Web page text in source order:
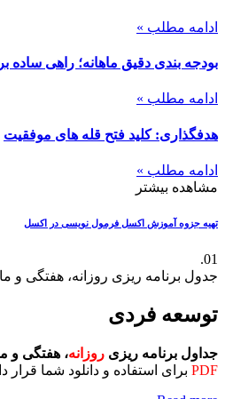
ادامه مطلب »
بودجه بندی دقیق ماهانه؛ راهی ساده
ادامه مطلب »
هدفگذاری: کلید فتح قله های موفقیت
ادامه مطلب »
مشاهده بیشتر
تهیه جزوه آموزش اکسل فرمول نویسی در اکسل
01.
جدول برنامه ریزی روزانه، هفتگی و
توسعه فردی
جداول برنامه ریزی روزانه، هفتگی و
PDF برای استفاده و دانلود شما قرار